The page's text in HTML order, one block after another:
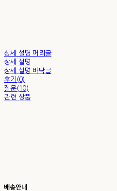
상세 설명 머리글
상세 설명
상세 설명 바닥글
후기(0)
질문(10)
관련 상품
배송안내